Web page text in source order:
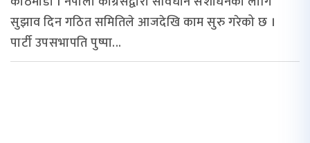
सुझाव दिन गठित समितिले आजदेखि काम सुरु गरेको छ ।
पार्टी उपसभापति पुष्पा...